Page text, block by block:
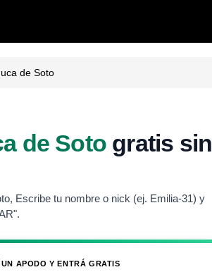
de Soto
de Soto gratis sin
Escribe tu nombre o nick (ej. Emilia-31) y
APODO Y ENTRÁ GRATIS